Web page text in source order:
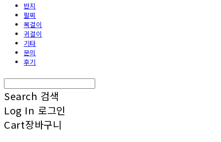
반지
팔찌
목걸이
귀걸이
기타
문의
후기
Search 검색
Log In 로그인
Cart장바구니